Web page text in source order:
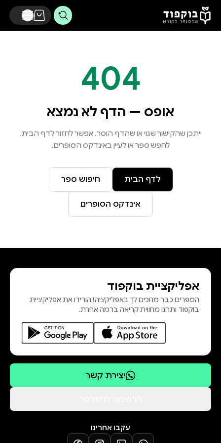
דלג לתוכן הראשי
404
אופס — הדף לא נמצא
ייתכן שהקישור שגוי או שהדף הוסר. אפשר לחזור לדף הבית,
לחפש ספר או לעיין באינדקס הסופרים.
לדף הבית חיפוש ספר
אינדקס הסופרים
אפליקציית בוקפוד
הספרים כבר מחכים לך באפליקציה! הורידו את אפליקציית
בוקפוד ותהנו מחווית קריאה ברמה אחרת.
יצירת קשר
עקבו אחרינו